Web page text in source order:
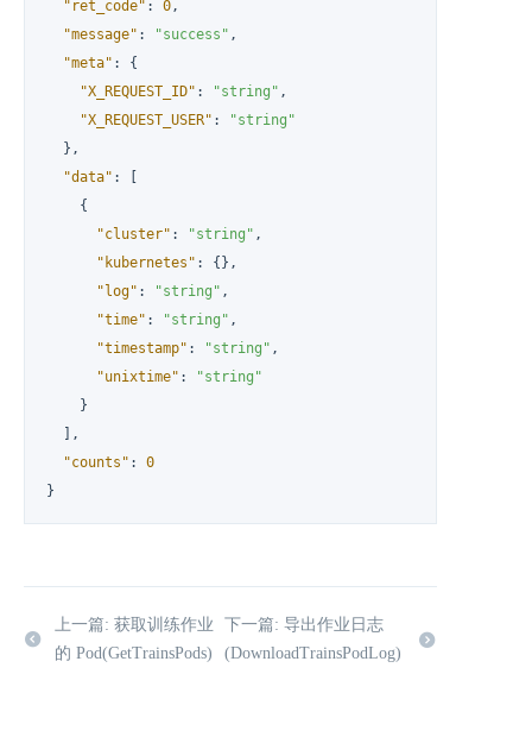
"ret_code" : 0,
"message" : "success" ,
"meta" :
{
"X_REQUEST_ID" : "string" ,
"X_REQUEST_USER" :
"string"
} ,
"data" :
{
"cluster" : "string" ,
"kubernetes" : { } ,
"log" : "string" ,
"time" : "string" ,
"timestamp" : "string" ,
"unixtime" :
"string"
}
,
"counts" :
0
}
上一篇: 获取训练作业
的 Pod(GetTrainsPods)
下一篇: 导出作业日志
(DownloadTrainsPodLog)